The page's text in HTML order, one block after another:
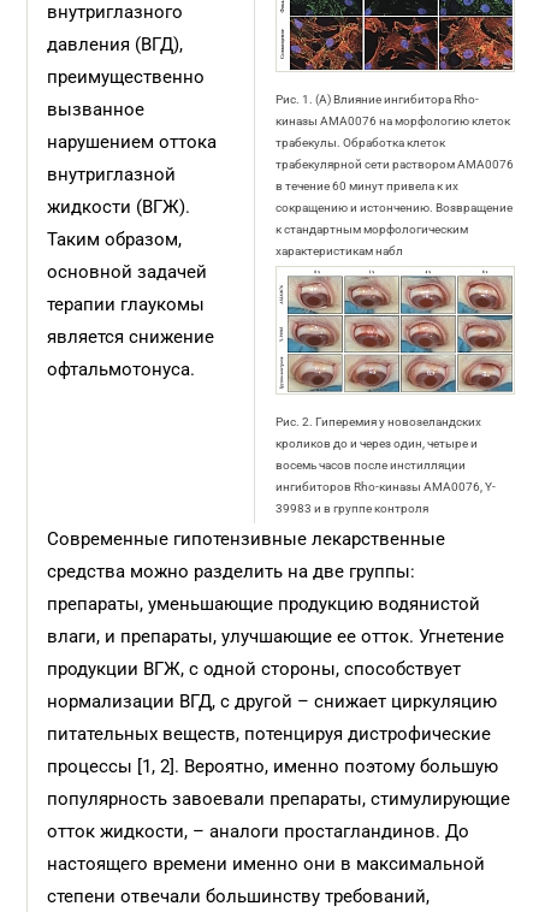
Рис. 1. (A) Влияние ингибитора Rho-
киназы AMA0076 на морфологию клеток
трабекулы. Обработка клеток
трабекулярной сети раствором AMA0076
в течение 60 минут привела к их
сокращению и истончению. Возвращение
к стандартным морфологическим
характеристикам набл
Рис. 2. Гиперемия у новозеландских
кроликов до и через один, четыре и
восемь часов после инстилляции
ингибиторов Rho-киназы AMA0076, Y-
39983 и в группе контроля
внутриглазного
давления (ВГД),
преимущественно
вызванное
нарушением оттока
внутриглазной
жидкости (ВГЖ).
Таким образом,
основной задачей
терапии глаукомы
является снижение
офтальмотонуса.
Современные гипотензивные лекарственные
средства можно разделить на две группы:
препараты, уменьшающие продукцию водянистой
влаги, и препараты, улучшающие ее отток. Угнетение
продукции ВГЖ, с одной стороны, способствует
нормализации ВГД, с другой – снижает циркуляцию
питательных веществ, потенцируя дистрофические
процессы [1, 2]. Вероятно, именно поэтому большую
популярность завоевали препараты, стимулирующие
отток жидкости, – аналоги простагландинов. До
настоящего времени именно они в максимальной
степени отвечали большинству требований,